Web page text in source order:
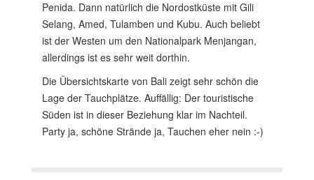
Penida. Dann natürlich die Nordostküste mit Gili
Selang, Amed, Tulamben und Kubu. Auch beliebt
ist der Westen um den Nationalpark Menjangan,
allerdings ist es sehr weit dorthin.
Die Übersichtskarte von Bali zeigt sehr schön die
Lage der Tauchplätze. Auffällig: Der touristische
Süden ist in dieser Beziehung klar im Nachteil.
Party ja, schöne Strände ja, Tauchen eher nein :-)